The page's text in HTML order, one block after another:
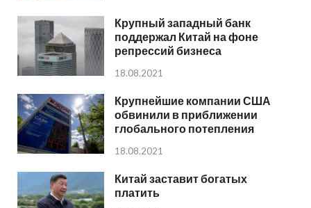
Крупный западный банк
поддержал Китай на фоне
репрессий бизнеса
18.08.2021
Крупнейшие компании США
обвинили в приближении
глобального потепления
18.08.2021
Китай заставит богатых
платить